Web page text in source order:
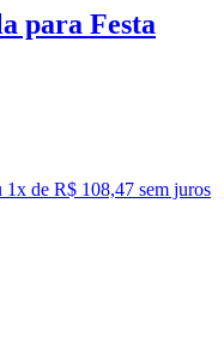
para Festa
1x de R$ 108,47 sem juros